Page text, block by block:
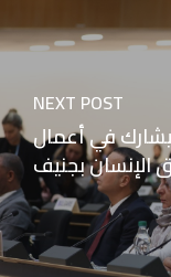
NEXT POST
يشارك في أعمال
بجنيف